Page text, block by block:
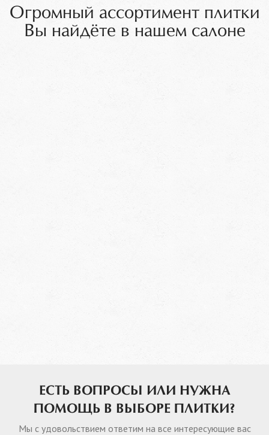
Огромный ассортимент плитки
Вы найдёте в нашем салоне
ЕСТЬ ВОПРОСЫ ИЛИ НУЖНА
ПОМОЩЬ В ВЫБОРЕ ПЛИТКИ?
Мы с удовольствием ответим на все интересующие вас